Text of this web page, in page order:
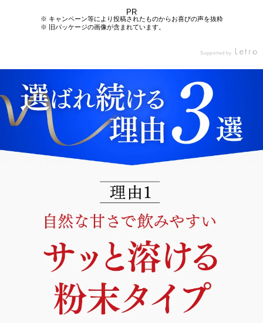
いきたいなと思っているよ🌿 ▼
公式Instagram @qsai_official #
セチルグルコサミンZ #グルコサ
いのが嬉しいです。 粉末は細か
くさらっとしていて溶けやす
けやすいポイントだと感じまし
た。 無理のない形で、これから
も日々の生活に取り入れていき
たいと思っています。 #PR #
キューサイ株式会社 #Nアセチ
ルグルコサミンZ #グルコサミン
#monipla
てことは、あちこちがスムーズ
に動かなくなっちゃうってこと
だけど、N-アセチルグルコサミ
5gに対して、桜エビだったら約
2.5Kg、シイタケだと約680個な
んだって。（※キューサイ調
べ） 桜エビもシイタケも好きだ
けど、そんなに食べるのは絶対
に無理～ それが、たった一袋で
摂れてしまう！ ということで、
今日も朝の散歩（近所に朝食を
した。 #PR #キューサイ株式会
社 #NアセチルグルコサミンZ #
※ キャンペーン等により投稿されたものからお喜びの声を抜粋
PR
Supported by